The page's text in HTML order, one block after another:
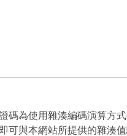
碼為使用雜湊編碼演算方
可與本網站所提供的雜湊值